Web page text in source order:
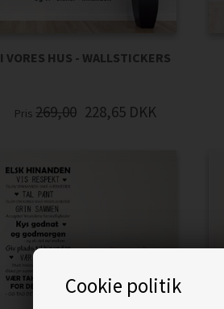
Cookie politik
I VORES HUS - WALLSTICKERS
Pris 269,00 228,65 DKK